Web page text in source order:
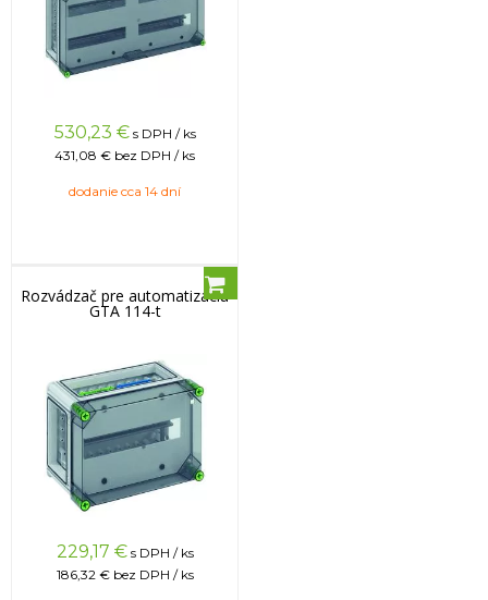
530,23 € s DPH / ks
431,08 € bez DPH / ks
dodanie cca 14 dní
Rozvádzač pre automatizáciu
GTA 114-t
229,17 € s DPH / ks
186,32 € bez DPH / ks